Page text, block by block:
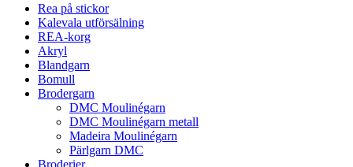
Rea på stickor
Kalevala utförsälning
REA-korg
Akryl
Blandgarn
Bomull
Brodergarn
DMC Moulinégarn
DMC Moulinégarn metall
Madeira Moulinégarn
Pärlgarn DMC
Broderier